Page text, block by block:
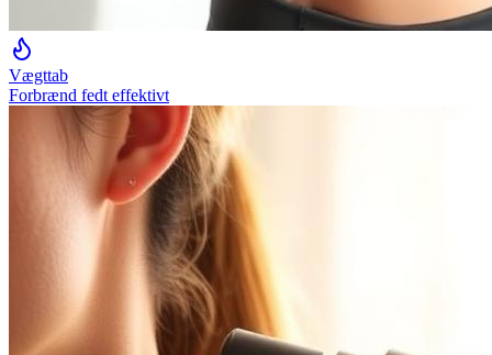
Vægttab
Forbrænd fedt effektivt